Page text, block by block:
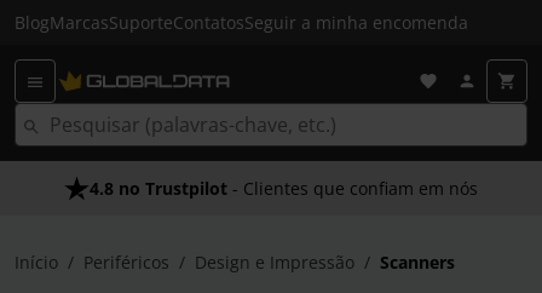
BlogMarcasSuporteContatosSeguir a minha encomenda
Envio Gratuito em 24 HRS- Acima dos 50€
4.8 no Trustpilot - Clientes que confiam em nós
Início Periféricos Design e Impressão Scanners